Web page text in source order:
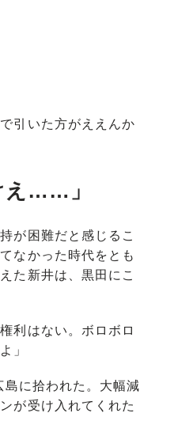
引いた方がええんか
え……」
が困難だと感じるこ
なかった時代をとも
た新井は、黒田にこ
利はない。ボロボロ
」
に拾われた。大幅減
が受け入れてくれた